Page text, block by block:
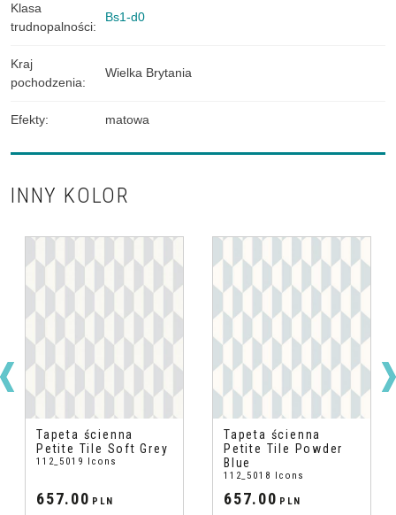
Klasa
trudnopalności:
Bs1-d0
Kraj
pochodzenia:
Wielka Brytania
Efekty: matowa
INNY KOLOR
Tapeta ścienna
Petite Tile Soft Grey
112_5019 Icons
657.00 PLN
Tapeta ścienna
Petite Tile Powder
Blue
112_5018 Icons
657.00 PLN